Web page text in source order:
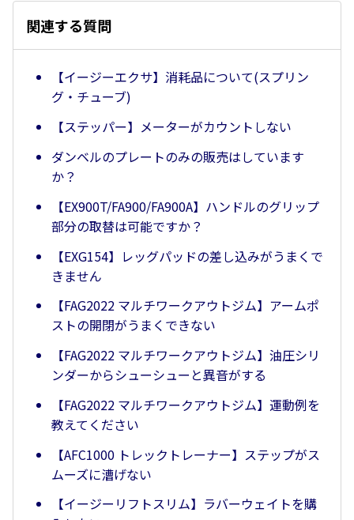
関連する質問
【イージーエクサ】消耗品について(スプリン
グ・チューブ)
【ステッパー】メーターがカウントしない
ダンベルのプレートのみの販売はしています
か？
【EX900T/FA900/FA900A】ハンドルのグリップ
部分の取替は可能ですか？
【EXG154】レッグパッドの差し込みがうまくで
きません
【FAG2022 マルチワークアウトジム】アームポ
ストの開閉がうまくできない
【FAG2022 マルチワークアウトジム】油圧シリ
ンダーからシューシューと異音がする
【FAG2022 マルチワークアウトジム】運動例を
教えてください
【AFC1000 トレックトレーナー】ステップがス
ムーズに漕げない
【イージーリフトスリム】ラバーウェイトを購